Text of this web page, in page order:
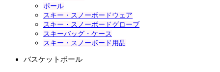
ポール
スキー・スノーボードウェア
スキー・スノーボードグローブ
スキーバッグ・ケース
スキー・スノーボード用品
バスケットボール